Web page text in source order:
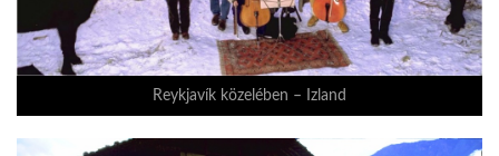
Reykjavík közelében – Izland